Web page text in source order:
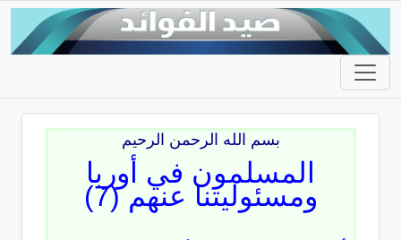
بسم الله الرحمن الرحيم
المسلمون في أوربا
ومسئوليتنا عنهم (7)